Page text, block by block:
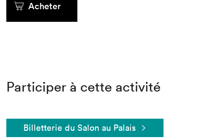
Acheter
Participer à cette activité
Billetterie du Salon au Palais